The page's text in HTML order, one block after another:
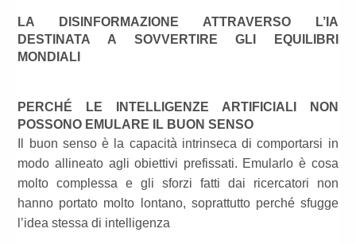
LA DISINFORMAZIONE ATTRAVERSO L’IA
DESTINATA A SOVVERTIRE GLI EQUILIBRI
MONDIALI
PERCHÉ LE INTELLIGENZE ARTIFICIALI NON
POSSONO EMULARE IL BUON SENSO
Il buon senso è la capacità intrinseca di comportarsi in
modo allineato agli obiettivi prefissati. Emularlo è cosa
molto complessa e gli sforzi fatti dai ricercatori non
hanno portato molto lontano, soprattutto perché sfugge
l’idea stessa di intelligenza